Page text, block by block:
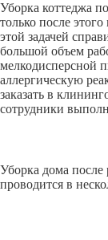
Уборка коттеджа
только после
этой задачей
большой объем
мелкодисперсной
аллергическую
заказать в
сотрудники
Уборка дома
проводится в